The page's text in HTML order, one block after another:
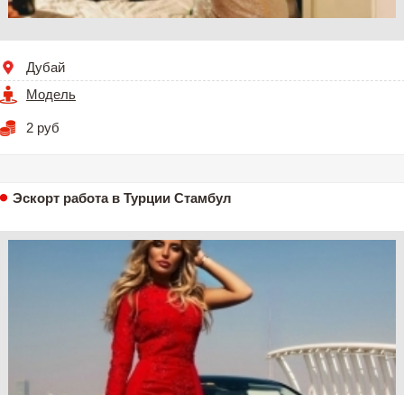
Дубай
Модель
2 руб
Эскорт работа в Турции Стамбул